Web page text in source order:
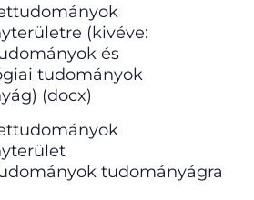
(kivéve:
és
tudományok
(docx)
tudományágra